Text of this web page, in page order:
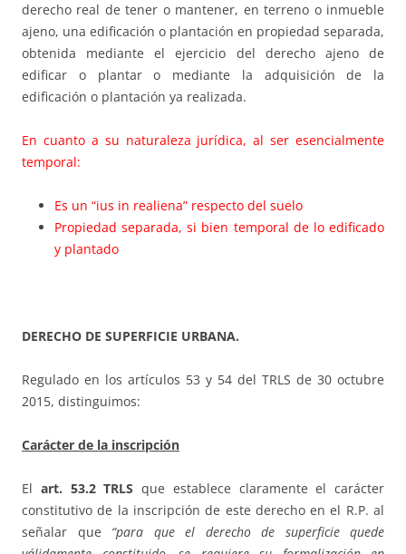
derecho real de tener o mantener, en terreno o inmueble
ajeno, una edificación o plantación en propiedad separada,
obtenida mediante el ejercicio del derecho ajeno de
edificar o plantar o mediante la adquisición de la
edificación o plantación ya realizada.
En cuanto a su naturaleza jurídica, al ser esencialmente
temporal:
Es un “ius in realiena” respecto del suelo
Propiedad separada, si bien temporal de lo edificado
y plantado
DERECHO DE SUPERFICIE URBANA.
Regulado en los artículos 53 y 54 del TRLS de 30 octubre
2015, distinguimos:
Carácter de la inscripción
El art. 53.2 TRLS que establece claramente el carácter
constitutivo de la inscripción de este derecho en el R.P. al
señalar que “para que el derecho de superficie quede